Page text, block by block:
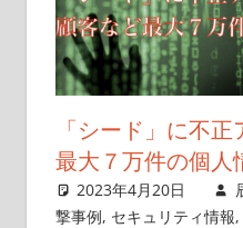
「シード」に不
最大７万件の個人
2023年4月20日
撃事例, セキュリティ情報,